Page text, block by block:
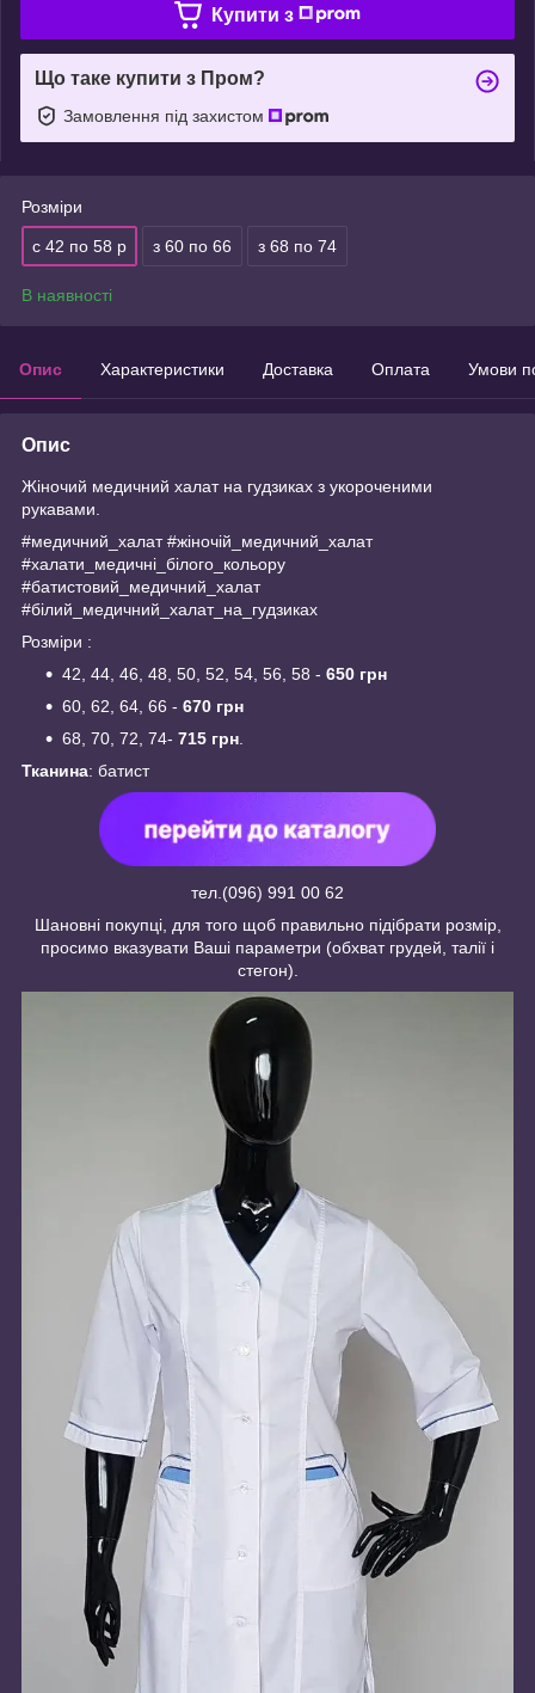
Купити з
Що таке купити з Пром?
Замовлення під захистом
Розміри
с 42 по 58 р з 60 по 66 з 68 по 74
В наявності
Опис Характеристики Доставка Оплата Умови
Опис
Жіночий медичний халат на гудзиках з укороченими
рукавами.
#медичний_халат #жіночій_медичний_халат
#халати_медичні_білого_кольору
#батистовий_медичний_халат
#білий_медичний_халат_на_гудзиках
Розміри :
42, 44, 46, 48, 50, 52, 54, 56, 58 - 650 грн
60, 62, 64, 66 - 670 грн
68, 70, 72, 74- 715 грн
Тканина: батист
тел.(096) 991 00 62
Шановні покупці, для того щоб правильно підібрати розмір,
просимо вказувати Ваші параметри (обхват грудей, талії і
стегон).